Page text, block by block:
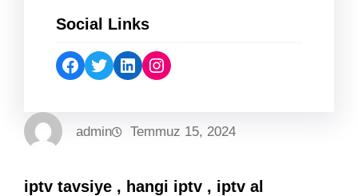
Social Links
Facebook Twitter LinkedIn Instagram
admin Temmuz 15, 2024
iptv tavsiye , hangi iptv , iptv al